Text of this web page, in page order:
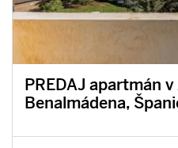
PREDAJ apartmán
Benalmádena,